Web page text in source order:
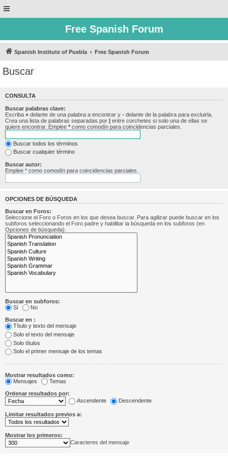
Free Spanish Forum
Spanish Institute of Puebla Free Spanish Forum
Buscar
CONSULTA
Buscar palabras clave:
Escriba + delante de una palabra a encontrar y - delante de la palabra para excluirla.
Crea una lista de palabras separadas por | entre corchetes si solo una de ellas se
quiere encontrar. Emplee * como comodín para coincidencias parciales.
Buscar todos los términos
Buscar cualquier término
Buscar autor:
Emplee * como comodín para coincidencias parciales.
OPCIONES DE BÚSQUEDA
Buscar en Foros:
Seleccione el Foro o Foros en los que desea buscar. Para agilizar puede buscar en los
subforos seleccionando el Foro padre y habilitar la búsqueda en los subforos (en
Opciones de búsqueda).
Buscar en subforos:
Sí
No
Buscar en :
Título y texto del mensaje
Solo el texto del mensaje
Solo títulos
Solo el primer mensaje de los temas
Mostrar resultados como:
Mensajes
Temas
Ordenar resultados por:
Ascendente
Descendente
Limitar resultados previos a:
Mostrar los primeros:
Caracteres del mensaje